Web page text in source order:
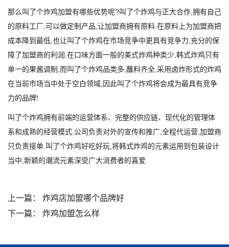
那么叫了个炸鸡加盟有哪些优势呢?叫了个炸鸡与正大合作,拥有自己
的原料工厂,可以做定制产品,让加盟商拥有原料.在原料上为加盟商把
成本降到最低,也让叫了个炸鸡在市场竞争中更具有竞争力,充分的保
障了加盟商的利润.在口味方面一般的美式炸鸡种类少,韩式炸鸡只有
单一的果酱调制,而叫了个炸鸡品类多,蘸料齐全,采用卤炸形式的炸鸡
在当前市场当中处于空白领域,因此叫了个炸鸡将会成为最具有竞争
力的品牌!
叫了个炸鸡拥有前端的运营体系、完整的供应链、现代化的管理体
系和成熟的经营模式.公司负责对外的宣传和推广,全程代运营,加盟商
只负责接单.叫了个炸鸡好吃好玩,将韩式炸鸡的元素运用到包装设计
当中,新颖的潮流元素深受广大消费者的喜爱.
上一篇： 炸鸡店加盟哪个品牌好
下一篇： 炸鸡加盟怎么样